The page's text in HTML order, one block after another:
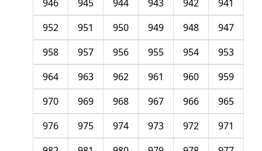
941
942
943
944
945
946
947
948
949
950
951
952
953
954
955
956
957
958
959
960
961
962
963
964
965
966
967
968
969
970
971
972
973
974
975
976